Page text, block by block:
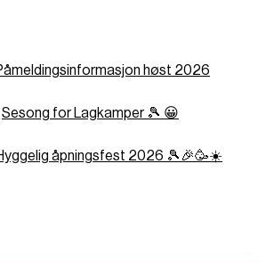
høst 2026
Sesong for Lagkamper 🎾 😀
åpningsfest 2026 🎾🎉🥳☀️